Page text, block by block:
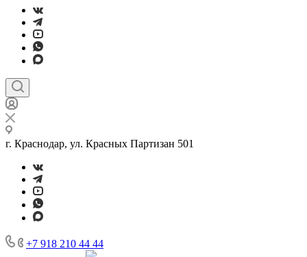
г. Краснодар, ул. Красных Партизан 501
+7 918 210 44 44